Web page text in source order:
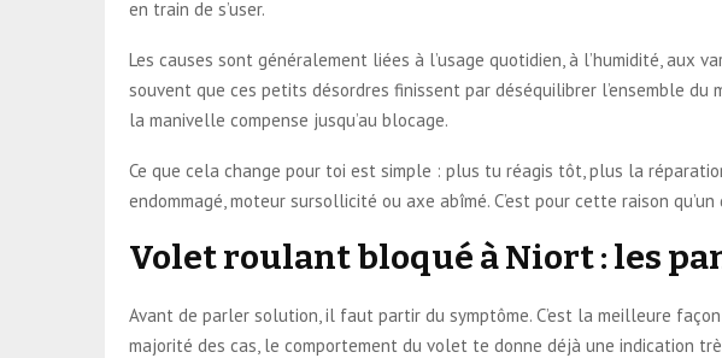
en train de s’user.
Les causes sont généralement liées à l’usage quotidien, à l’humidité, aux
souvent que ces petits désordres finissent par déséquilibrer l’ensemble
la manivelle compense jusqu’au blocage.
Ce que cela change pour toi est simple : plus tu réagis tôt, plus la
endommagé, moteur sursollicité ou axe abîmé. C’est pour cette raison
Volet roulant bloqué à Niort : les
Avant de parler solution, il faut partir du symptôme. C’est la meilleure
majorité des cas, le comportement du volet te donne déjà une indication